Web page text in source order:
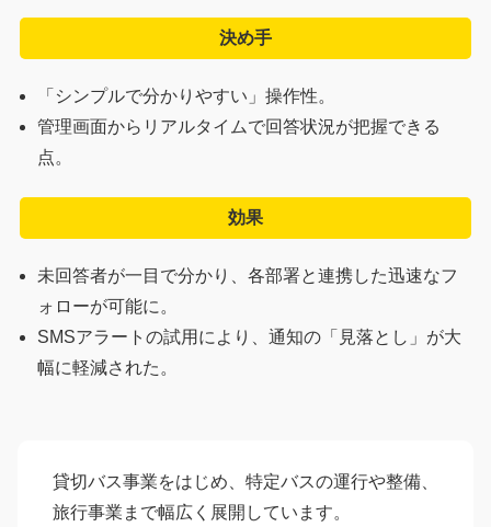
決め手
「シンプルで分かりやすい」操作性。
管理画面からリアルタイムで回答状況が把握できる
点。
効果
未回答者が一目で分かり、各部署と連携した迅速なフ
ォローが可能に。
SMSアラートの試用により、通知の「見落とし」が大
幅に軽減された。
貸切バス事業をはじめ、特定バスの運行や整備、
旅行事業まで幅広く展開しています。